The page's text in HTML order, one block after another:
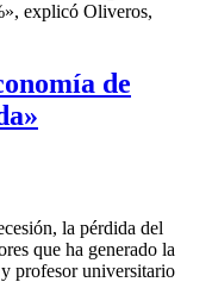
explicó Oliveros,
de
la pérdida del
que ha generado la
profesor universitario